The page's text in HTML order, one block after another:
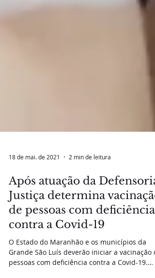
18 de mai. de 2021 2 min de leitura
Após atuação da Defensoria,
Justiça determina vacinação
contra a Covid-19
O Estado do Maranhão e os municípios da